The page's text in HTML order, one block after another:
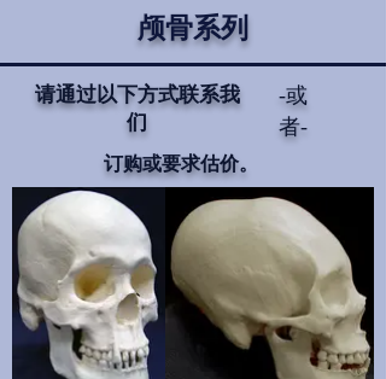
颅骨系列
请通过以下方式联系我
们
-或
者-
订购或要求估价。